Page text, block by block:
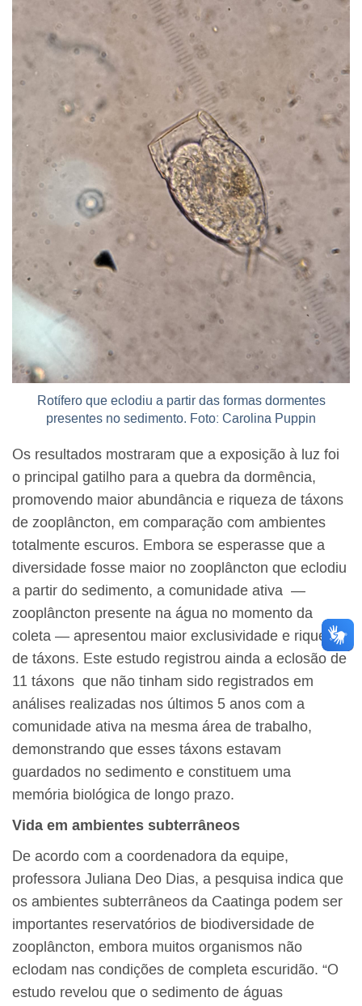
Rotífero que eclodiu a partir das formas dormentes
presentes no sedimento. Foto: Carolina Puppin
Os resultados mostraram que a exposição à luz foi
o principal gatilho para a quebra da dormência,
promovendo maior abundância e riqueza de táxons
de zooplâncton, em comparação com ambientes
totalmente escuros. Embora se esperasse que a
diversidade fosse maior no zooplâncton que eclodiu
a partir do sedimento, a comunidade ativa —
zooplâncton presente na água no momento da
coleta — apresentou maior exclusividade e riqueza
de táxons. Este estudo registrou ainda a eclosão de
11 táxons que não tinham sido registrados em
análises realizadas nos últimos 5 anos com a
comunidade ativa na mesma área de trabalho,
demonstrando que esses táxons estavam
guardados no sedimento e constituem uma
memória biológica de longo prazo.
Vida em ambientes subterrâneos
De acordo com a coordenadora da equipe,
professora Juliana Deo Dias, a pesquisa indica que
os ambientes subterrâneos da Caatinga podem ser
importantes reservatórios de biodiversidade de
zooplâncton, embora muitos organismos não
eclodam nas condições de completa escuridão. “O
estudo revelou que o sedimento de águas